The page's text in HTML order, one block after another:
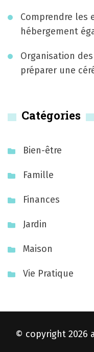
i
n
Comprendre les
hébergement
Organisation
préparer une
Catégories
Bien-être
Famille
Finances
Jardin
Maison
Vie Pratique
© copyright 2026